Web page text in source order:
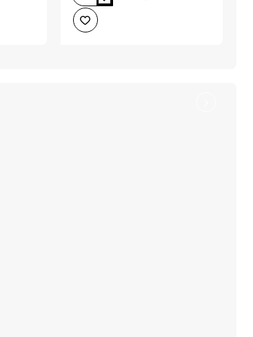
auto
Meguiar's
Air